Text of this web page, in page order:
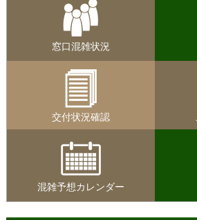
リアルタイム
混雑予想カレンダー
窓口混雑状況
交付状況確認
混雑予想カレンダー